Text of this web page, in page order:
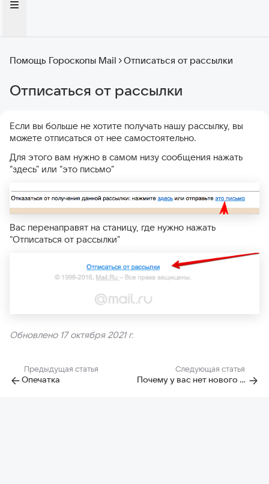
Помощь Гороскопы Mail Отписаться от рассылки
Отписаться от рассылки
Если вы больше не хотите получать нашу рассылку, вы
можете отписаться от нее самостоятельно.
Для этого вам нужно в самом низу сообщения нажать
“здесь” или “это письмо”
Вас перенаправят на станицу, где нужно нажать
“Отписаться от рассылки”
Обновлено 17 октября 2021 г.
Предыдущая статья
Опечатка
Следующая статья
Почему у вас нет нового знака — Змееносец?